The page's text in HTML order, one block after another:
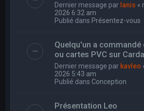
Dernier message par Ianis «
2026 6:32 am
Publié dans Présentez-vous
Quelqu'un a commandé
ou cartes PVC sur
Dernier message par kavleo
2026 5:43 am
Publié dans Conception
Présentation Leo